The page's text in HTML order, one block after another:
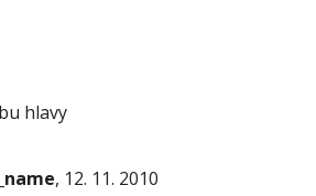
hlavy
, 12. 11. 2010